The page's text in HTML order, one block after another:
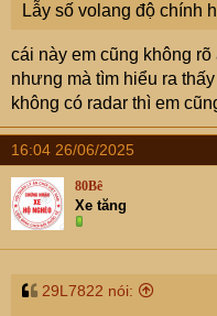
Lẫy số volang độ chính
cái này em cũng không
nhưng mà tìm hiểu ra
không có radar thì em
16:04 26/06/2025
80Bê
Xe tăng
29L7822 nói: